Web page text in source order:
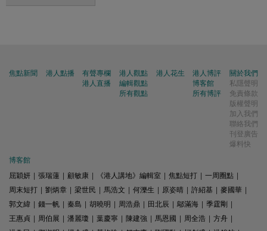
焦點新聞 港人點播
有聲專欄
港人直播
港人觀點
編輯觀點
所有觀點
港人花生
港人博評
博客館
所有博評
關於我們
私隱聲明
免責條款
版權聲明
加入我們
聯絡我們
刊登廣告
爆料快
博客館
屈穎妍
張瑞蓮 顧敏康 《港人講地》編輯室 焦點短打 一周圈點
周末短打
劉炳章 梁世民 馬浩文 何濼生 原姿晴 許紹基 麥國華
郭文緯
錢一帆 秦島 胡曉明 周浩鼎 田北辰 鄔滿海 季霆剛
王惠貞
周伯展 潘麗瓊 葉慶寧 陳建強 馬恩國 周全浩 方舟